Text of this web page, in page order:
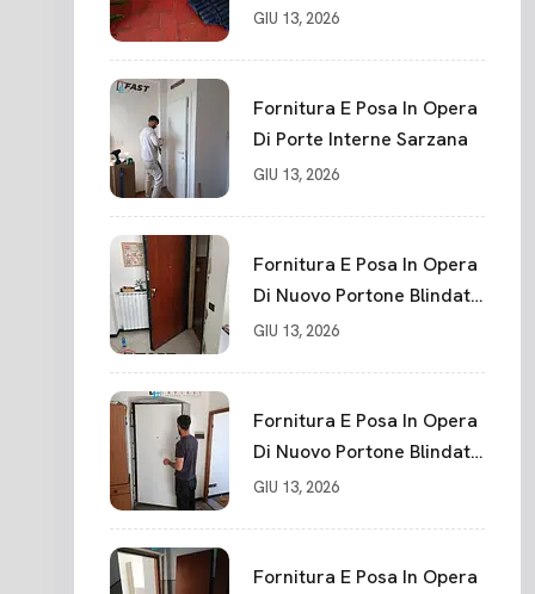
Misura In PVC, Panello
Punti La Spezia
GIU 13, 2026
Fornitura E Posa In Opera
Di Porte Interne Sarzana
GIU 13, 2026
Fornitura E Posa In Opera
Di Nuovo Portone Blindato
La Spezia
GIU 13, 2026
Fornitura E Posa In Opera
Di Nuovo Portone Blindato
Classe 3 Sicurezza
GIU 13, 2026
Fornitura E Posa In Opera